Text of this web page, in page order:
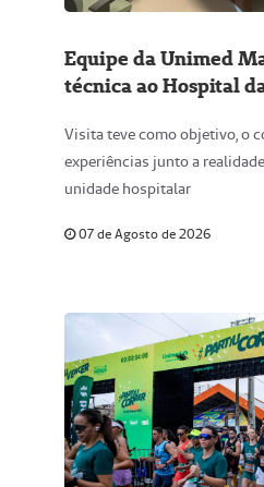
Equipe da Unimed
técnica ao Hospital
Visita teve como objetivo, o
experiências junto a
unidade hospitalar
07 de Agosto de 2026